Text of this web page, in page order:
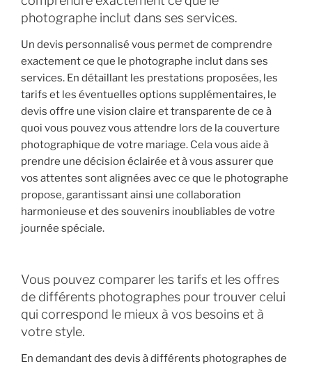
photographe inclut dans ses services.
Un devis personnalisé vous permet de comprendre
exactement ce que le photographe inclut dans ses
services. En détaillant les prestations proposées, les
tarifs et les éventuelles options supplémentaires, le
devis offre une vision claire et transparente de ce à
quoi vous pouvez vous attendre lors de la couverture
photographique de votre mariage. Cela vous aide à
prendre une décision éclairée et à vous assurer que
vos attentes sont alignées avec ce que le photographe
propose, garantissant ainsi une collaboration
harmonieuse et des souvenirs inoubliables de votre
journée spéciale.
Vous pouvez comparer les tarifs et les offres
de différents photographes pour trouver celui
qui correspond le mieux à vos besoins et à
votre style.
En demandant des devis à différents photographes de